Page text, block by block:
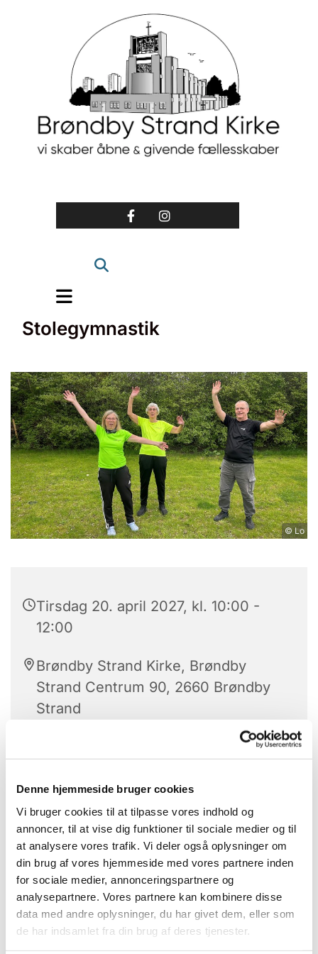
Denne hjemmeside bruger cookies
Vi bruger cookies til at tilpasse vores indhold og
annoncer, til at vise dig funktioner til sociale medier og til
at analysere vores trafik. Vi deler også oplysninger om
din brug af vores hjemmeside med vores partnere inden
for sociale medier, annonceringspartnere og
analysepartnere. Vores partnere kan kombinere disse
data med andre oplysninger, du har givet dem, eller som
de har indsamlet fra din brug af deres tjenester.
Stolegymnastik
© Lo
Tirsdag 20. april 2027, kl. 10:00 -
12:00
Brøndby Strand Kirke, Brøndby
Strand Centrum 90, 2660 Brøndby
Strand
Stolegymnastik er hver tirsdag.
Alle kan være med.
Med højt humør får vi sved på panden -
når de dygtige instruktører guider os
igennem gymnastikøvelserne.
Bagefter hygge vi os med hjemmebagte
boller og kaffe.